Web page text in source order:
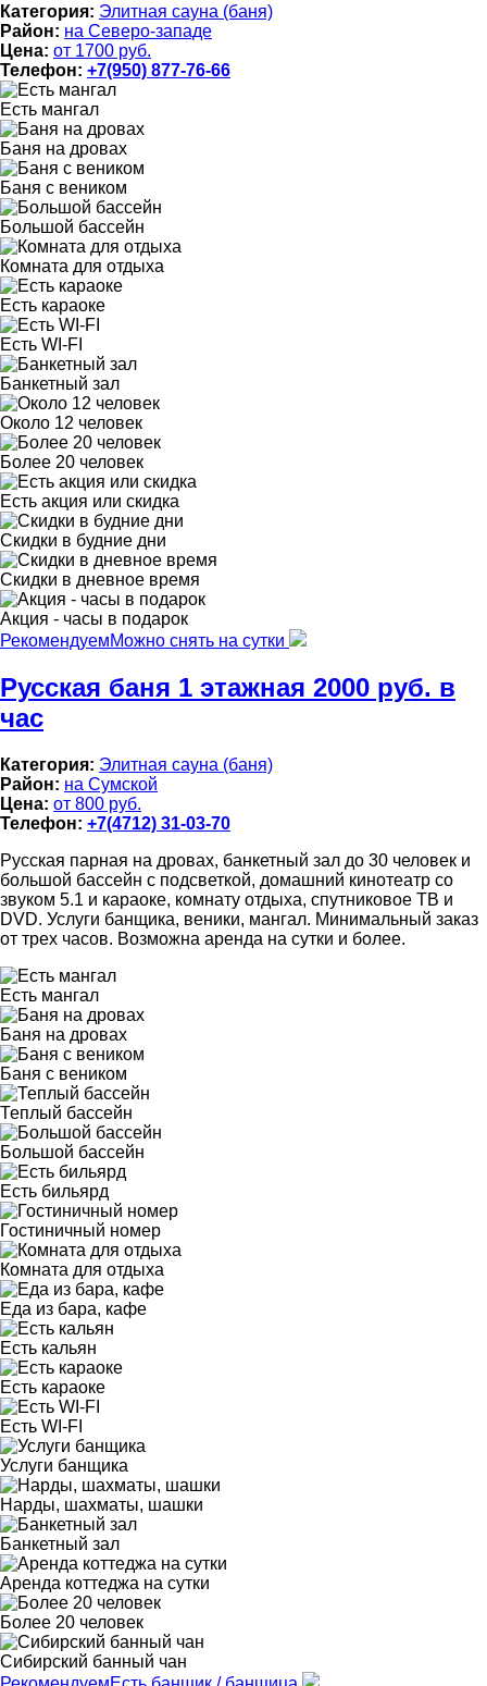
Категория: Элитная сауна (баня)
Район: на Северо-западе
Цена: от 1700 руб.
Телефон: +7(950) 877-76-66
Есть мангал
Баня на дровах
Баня с веником
Большой бассейн
Комната для отдыха
Есть караоке
Есть WI-FI
Банкетный зал
Около 12 человек
Более 20 человек
Есть акция или скидка
Скидки в будние дни
Скидки в дневное время
Акция - часы в подарок
РекомендуемМожно снять на сутки
Русская баня 1 этажная 2000 руб. в
час
Категория: Элитная сауна (баня)
Район: на Сумской
Цена: от 800 руб.
Телефон: +7(4712) 31-03-70
Русская парная на дровах, банкетный зал до 30 человек и
большой бассейн с подсветкой, домашний кинотеатр со
звуком 5.1 и караоке, комнату отдыха, спутниковое ТВ и
DVD. Услуги банщика, веники, мангал. Минимальный заказ
от трех часов. Возможна аренда на сутки и более.
Есть мангал
Баня на дровах
Баня с веником
Теплый бассейн
Большой бассейн
Есть бильярд
Гостиничный номер
Комната для отдыха
Еда из бара, кафе
Есть кальян
Есть караоке
Есть WI-FI
Услуги банщика
Нарды, шахматы, шашки
Банкетный зал
Аренда коттеджа на сутки
Более 20 человек
Сибирский банный чан